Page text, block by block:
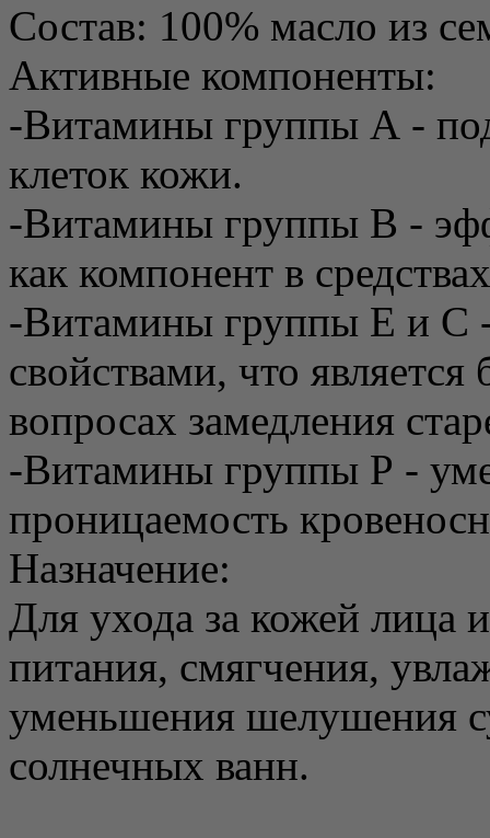
Состав: 100% масло из
Активные компоненты:
-Витамины группы А -
клеток кожи.
-Витамины группы В -
как компонент в
-Витамины группы Е и С
свойствами, что
вопросах замедления
-Витамины группы Р -
проницаемость
Назначение:
Для ухода за кожей лица
питания, смягчения,
уменьшения шелушения
солнечных ванн.